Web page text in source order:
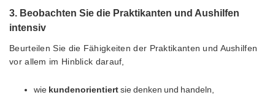
3. Beobachten Sie die Praktikanten und Aushilfen
intensiv
Beurteilen Sie die Fähigkeiten der Praktikanten und Aushilfen
vor allem im Hinblick darauf,
wie kundenorientiertsie denken und handeln,